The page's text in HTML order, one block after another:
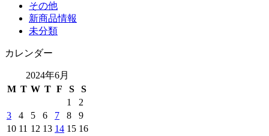
その他
新商品情報
未分類
カレンダー
2024年6月
M T W T F S
S
1
2
3
4 5 6 7 8
9
10 11 12 13 14 15 16